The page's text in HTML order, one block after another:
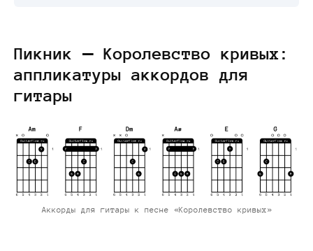
Пикник — Королевство кривых:
аппликатуры аккордов для
гитары
Аккорды для гитары к песне «Королевство кривых»